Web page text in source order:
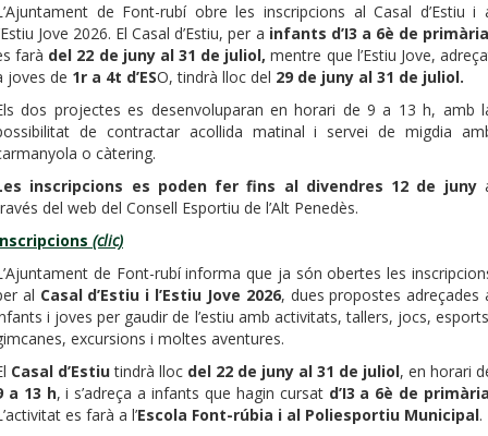
de Font-rubí obre les inscripcions al Casal d’Estiu i
Jove 2026. El Casal d’Estiu, per a infants d’I3 a 6è de
farà del 22 de juny al 31 de juliol, mentre que l’Estiu Jove,
joves de 1r a 4t d’ESO, tindrà lloc del 29 de juny al 31 de juliol.
dos projectes es desenvoluparan en horari de 9 a 13 h, amb
de contractar acollida matinal i servei de migdia
o càtering.
inscripcions es poden fer fins al divendres 12 de juny
del web del Consell Esportiu de l’Alt Penedès.
(clic)
de Font-rubí informa que ja són obertes les
al Casal d’Estiu i l’Estiu Jove 2026, dues propostes adreçades
i joves per gaudir de l’estiu amb activitats, tallers, jocs,
excursions i moltes aventures.
Casal d’Estiutindrà lloc del 22 de juny al 31 de juliol, en horari
a 13 h, i s’adreça a infants que hagin cursat d’I3 a 6è de
es farà a l’Escola Font-rúbia i al Poliesportiu Municipal.